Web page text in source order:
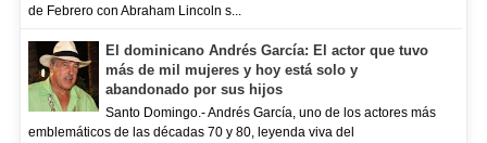
de Febrero con Abraham Lincoln s...
El dominicano Andrés García: El actor que tuvo
más de mil mujeres y hoy está solo y
abandonado por sus hijos
Santo Domingo.- Andrés García, uno de los actores más
emblemáticos de las décadas 70 y 80, leyenda viva del